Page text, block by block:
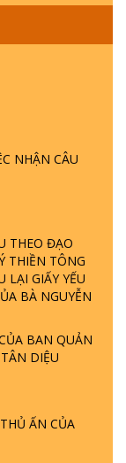
NHẬN CÂU
THEO ĐẠO
THIỀN TÔNG
LẠI GIẤY YẾU
BÀ NGUYỄN
BAN QUẢN
DIỆU
ẤN CỦA
49 NĂM
PHẬT
NÀO?
ĐÀNG Ở
CHÚA TRỜI
BIỆT P22 - TẠI
TAI - LŨ LỤT
BIỆT P21 - TẠI
BƯỚC TRÊN